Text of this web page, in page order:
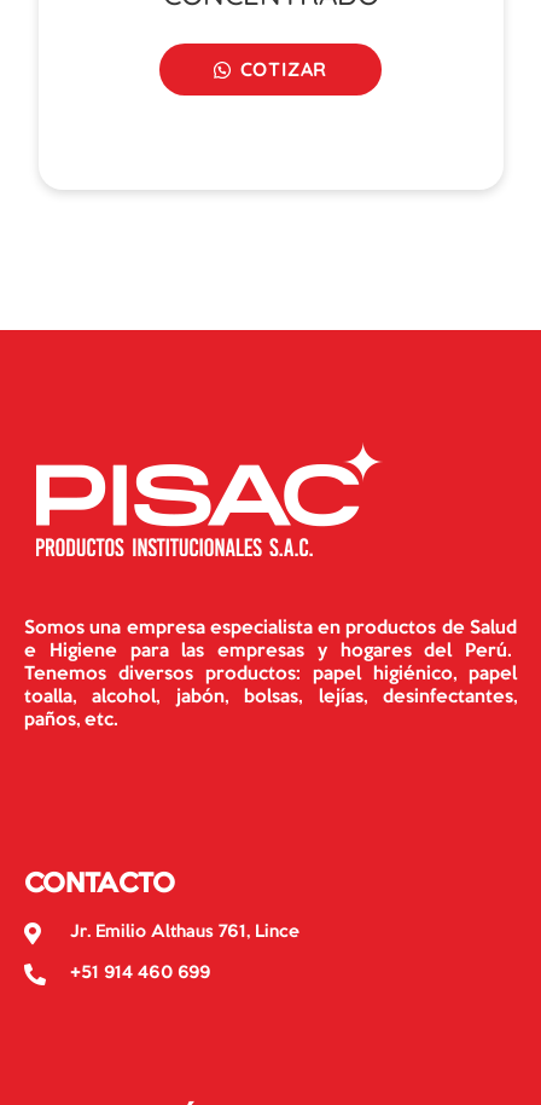
COTIZAR
Somos una empresa especialista en productos de Salud
e Higiene para las empresas y hogares del Perú.
Tenemos diversos productos: papel higiénico, papel
toalla, alcohol, jabón, bolsas, lejías, desinfectantes,
paños, etc.
CONTACTO
Jr. Emilio Althaus 761, Lince
+51 914 460 699